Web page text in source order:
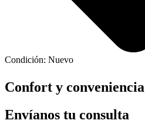
Condición: Nuevo
Confort y conveniencia
Envíanos tu consulta